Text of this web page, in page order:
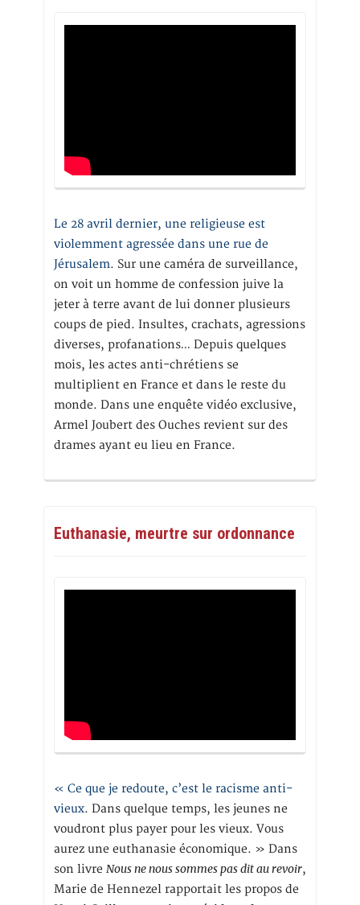
Le 28 avril dernier, une religieuse est
violemment agressée dans une rue de
Jérusalem. Sur une caméra de surveillance,
on voit un homme de confession juive la
jeter à terre avant de lui donner plusieurs
coups de pied. Insultes, crachats, agressions
diverses, profanations… Depuis quelques
mois, les actes anti-chrétiens se
multiplient en France et dans le reste du
monde. Dans une enquête vidéo exclusive,
Armel Joubert des Ouches revient sur des
drames ayant eu lieu en France.
Euthanasie, meurtre sur ordonnance
« Ce que je redoute, c’est le racisme anti-
vieux. Dans quelque temps, les jeunes ne
voudront plus payer pour les vieux. Vous
aurez une euthanasie économique. » Dans
son livre Nous ne nous sommes pas dit au revoir,
Marie de Hennezel rapportait les propos de